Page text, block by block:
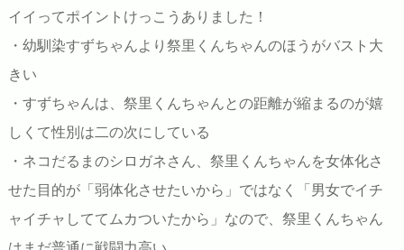
イイってポイントけっこうありました！
・幼馴染すずちゃんより祭里くんちゃんのほうがバスト大
きい
・すずちゃんは、祭里くんちゃんとの距離が縮まるのが嬉
しくて性別は二の次にしている
・ネコだるまのシロガネさん、祭里くんちゃんを女体化さ
せた目的が「弱体化させたいから」ではなく「男女でイチ
ャイチャしててムカついたから」なので、祭里くんちゃん